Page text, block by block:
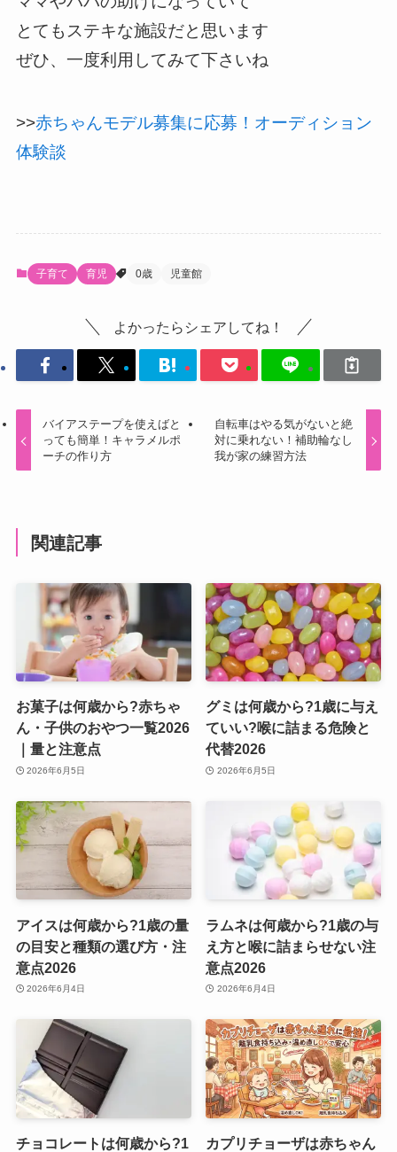
とてもステキな施設だと思います
ぜひ、一度利用してみて下さいね
>>赤ちゃんモデル募集に応募！オーディション
体験談
子育て 育児 0歳 児童館
よかったらシェアしてね！
バイアステープを使えばと
っても簡単！キャラメルポ
ーチの作り方
自転車はやる気がないと絶
対に乗れない！補助輪なし
我が家の練習方法
関連記事
お菓子は何歳から?赤ちゃ
ん・子供のおやつ一覧2026
｜量と注意点
2026年6月5日
グミは何歳から?1歳に与え
ていい?喉に詰まる危険と
代替2026
2026年6月5日
アイスは何歳から?1歳の量
の目安と種類の選び方・注
意点2026
2026年6月4日
ラムネは何歳から?1歳の与
え方と喉に詰まらせない注
意点2026
2026年6月4日
チョコレートは何歳から?1
カプリチョーザは赤ちゃん